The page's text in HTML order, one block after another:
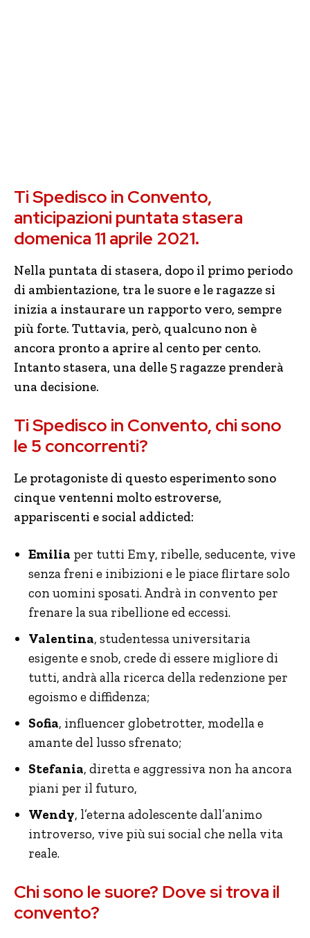
Ti Spedisco in Convento,
anticipazioni puntata stasera
domenica 11 aprile 2021.
Nella puntata di stasera, dopo il primo periodo
di ambientazione, tra le suore e le ragazze si
inizia a instaurare un rapporto vero, sempre
più forte. Tuttavia, però, qualcuno non è
ancora pronto a aprire al cento per cento.
Intanto stasera, una delle 5 ragazze prenderà
una decisione.
Ti Spedisco in Convento, chi sono
le 5 concorrenti?
Le protagoniste di questo esperimento sono
cinque ventenni molto estroverse,
appariscenti e social addicted:
Emilia per tutti Emy, ribelle, seducente, vive
senza freni e inibizioni e le piace flirtare solo
con uomini sposati. Andrà in convento per
frenare la sua ribellione ed eccessi.
Valentina, studentessa universitaria
esigente e snob, crede di essere migliore di
tutti, andrà alla ricerca della redenzione per
egoismo e diffidenza;
Sofia, influencer globetrotter, modella e
amante del lusso sfrenato;
Stefania, diretta e aggressiva non ha ancora
piani per il futuro,
Wendy, l’eterna adolescente dall’animo
introverso, vive più sui social che nella vita
reale.
Chi sono le suore? Dove si trova il
convento?